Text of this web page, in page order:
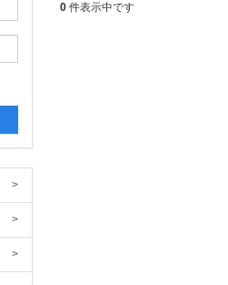
>
>
>
0件表示中です